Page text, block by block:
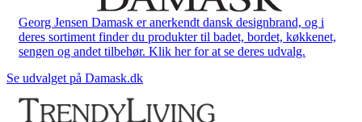
Georg Jensen Damask er anerkendt dansk designbrand, og i
deres sortiment finder du produkter til badet, bordet, køkkenet,
sengen og andet tilbehør. Klik her for at se deres udvalg.
Se udvalget på Damask.dk